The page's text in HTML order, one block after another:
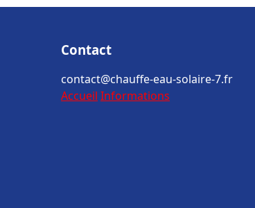
Contact
contact@chauffe-eau-solaire-7.fr
Accueil Informations